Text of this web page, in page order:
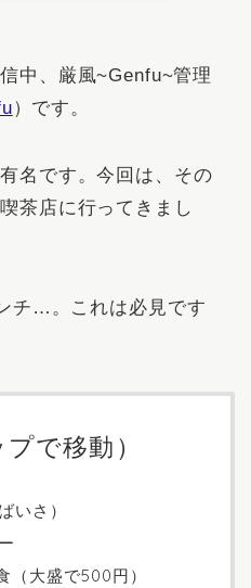
中、厳風~Genfu~管理
）です。
名です。今回は、その
茶店に行ってきまし
チ…。これは必見です
で移動）
いさ）
（大盛で500円）